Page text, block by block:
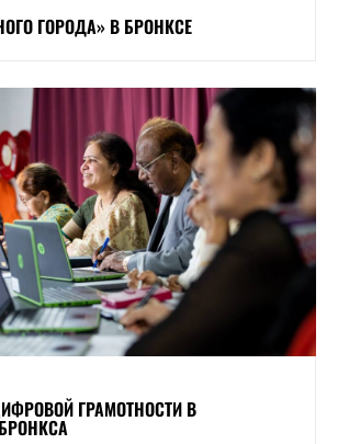
ГОРОДА» В БРОНКСЕ
ГРАМОТНОСТИ В